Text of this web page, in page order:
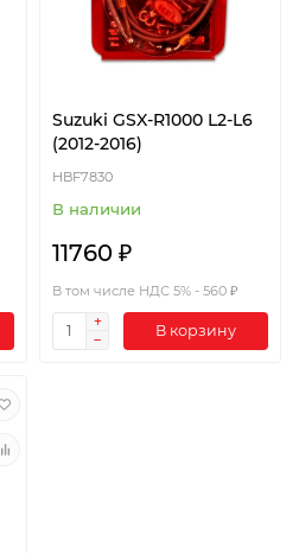
Suzuki GSX-R1000 L2-L6
(2012-2016)
HBF7830
В наличии
11760 ₽
В том числе НДС 5% - 560 ₽
В корзину